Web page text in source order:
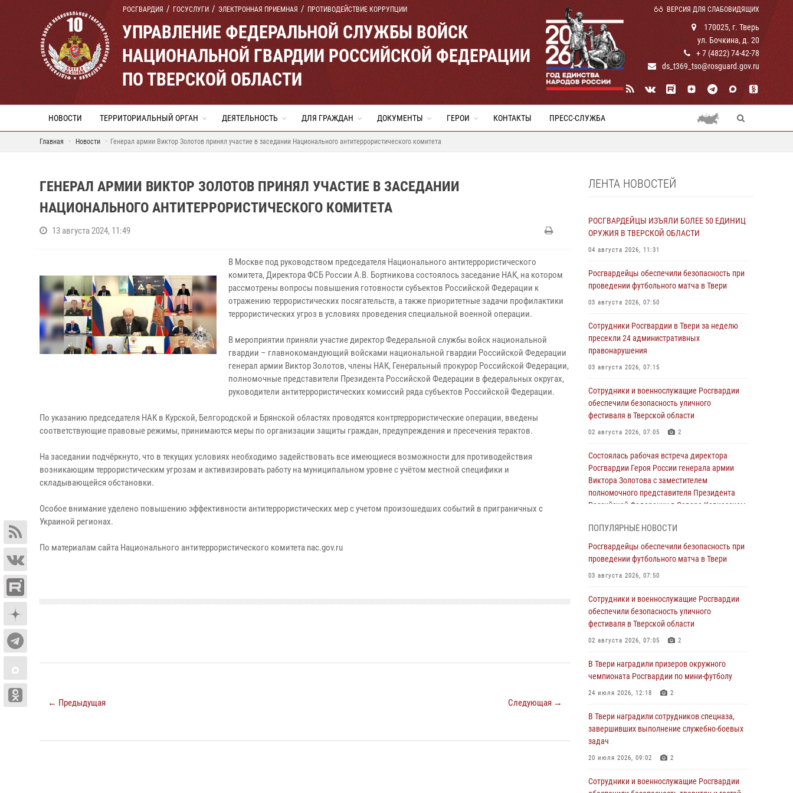
РОСГВАРДИЯ ГОСУСЛУГИ ЭЛЕКТРОННАЯ ПРИЕМНАЯ ПРОТИВОДЕЙСТВИЕ КОРРУПЦИИ ВЕРСИЯ ДЛЯ СЛАБОВИДЯЩИХ
УПРАВЛЕНИЕ ФЕДЕРАЛЬНОЙ СЛУЖБЫ ВОЙСК
НАЦИОНАЛЬНОЙ ГВАРДИИ РОССИЙСКОЙ ФЕДЕРАЦИИ
ПО ТВЕРСКОЙ ОБЛАСТИ
170025, г. Тверь
ул. Бочкина, д. 20
+ 7 (4822) 74-42-78
ds_t369_tso@rosguard.gov.ru
НОВОСТИ ТЕРРИТОРИАЛЬНЫЙ ОРГАН ДЕЯТЕЛЬНОСТЬ ДЛЯ ГРАЖДАН ДОКУМЕНТЫ ГЕРОИ КОНТАКТЫ ПРЕСС-СЛУЖБА
Главная Новости Генерал армии Виктор Золотов принял участие в заседании Национального антитеррористического комитета
ГЕНЕРАЛ АРМИИ ВИКТОР ЗОЛОТОВ ПРИНЯЛ УЧАСТИЕ В ЗАСЕДАНИИ
НАЦИОНАЛЬНОГО АНТИТЕРРОРИСТИЧЕСКОГО КОМИТЕТА
13 августа 2024, 11:49
В Москве под руководством председателя Национального антитеррористического
комитета, Директора ФСБ России А.В. Бортникова состоялось заседание НАК, на котором
рассмотрены вопросы повышения готовности субъектов Российской Федерации к
отражению террористических посягательств, а также приоритетные задачи профилактики
террористических угроз в условиях проведения специальной военной операции.
В мероприятии приняли участие директор Федеральной службы войск национальной
гвардии – главнокомандующий войсками национальной гвардии Российской Федерации
генерал армии Виктор Золотов, члены НАК, Генеральный прокурор Российской Федерации,
полномочные представители Президента Российской Федерации в федеральных округах,
руководители антитеррористических комиссий ряда субъектов Российской Федерации.
По указанию председателя НАК в Курской, Белгородской и Брянской областях проводятся контртеррористические операции, введены
соответствующие правовые режимы, принимаются меры по организации защиты граждан, предупреждения и пресечения терактов.
На заседании подчёркнуто, что в текущих условиях необходимо задействовать все имеющиеся возможности для противодействия
возникающим террористическим угрозам и активизировать работу на муниципальном уровне с учётом местной специфики и
складывающейся обстановки.
Особое внимание уделено повышению эффективности антитеррористических мер с учетом произошедших событий в приграничных с
Украиной регионах.
По материалам сайта Национального антитеррористического комитета nac.gov.ru
← Предыдущая Следующая →
ЛЕНТА НОВОСТЕЙ
РОСГВАРДЕЙЦЫ ИЗЪЯЛИ БОЛЕЕ 50 ЕДИНИЦ
ОРУЖИЯ В ТВЕРСКОЙ ОБЛАСТИ
04 августа 2026, 11:31
Росгвардейцы обеспечили безопасность при
проведении футбольного матча в Твери
03 августа 2026, 07:50
Сотрудники Росгвардии в Твери за неделю
пресекли 24 административных
правонарушения
03 августа 2026, 07:15
Сотрудники и военнослужащие Росгвардии
обеспечили безопасность уличного
фестиваля в Тверской области
02 августа 2026, 07:05 2
Состоялась рабочая встреча директора
Росгвардии Героя России генерала армии
Виктора Золотова с заместителем
полномочного представителя Президента
Российской Федерации в Северо-Кавказском
Росгвардейцы в Твери приняли участие в
Сотрудники вневедомственной охраны
совершили 250 выездов и пресекли 20
правонарушений за неделю в Тверской
27 июля 2026, 08:29
В Твери наградили призеров окружного
24 июля 2026, 12:18 2
Росгвардейцы оказали помощь водителю на
дороге в городе Кашин
ПОПУЛЯРНЫЕ НОВОСТИ
Росгвардейцы обеспечили безопасность при
проведении футбольного матча в Твери
03 августа 2026, 07:50
Сотрудники и военнослужащие Росгвардии
обеспечили безопасность уличного
фестиваля в Тверской области
02 августа 2026, 07:05 2
В Твери наградили призеров окружного
чемпионата Росгвардии по мини-футболу
24 июля 2026, 12:18 2
В Твери наградили сотрудников спецназа,
завершивших выполнение служебно-боевых
задач
20 июля 2026, 09:02 2
Сотрудники и военнослужащие Росгвардии